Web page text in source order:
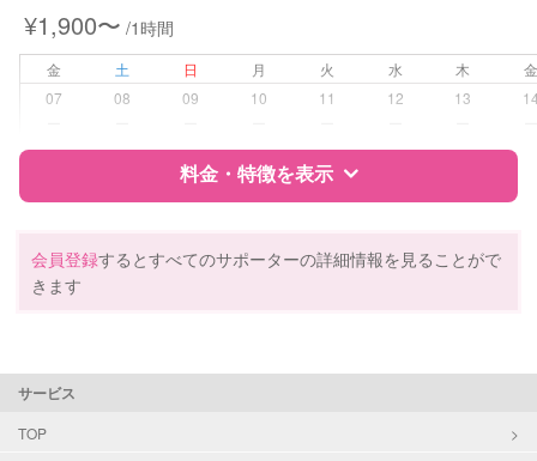
学校/塾の補習・宿題
小学生
中学生
対応科目
英語
英会話
英検
¥1,900〜 /1時間
金 土 日 月 火 水 木
07
08 09 10 11 12 13
料金・特徴を表示
資格 自治体届出済ベビーシッター
受験対策
会員登録するとすべてのサポーターの詳細情報を見ることがで
きます
サービス
TOP